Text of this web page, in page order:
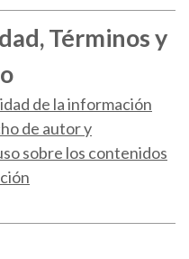
Términos y
de la información
de autor y
sobre los contenidos